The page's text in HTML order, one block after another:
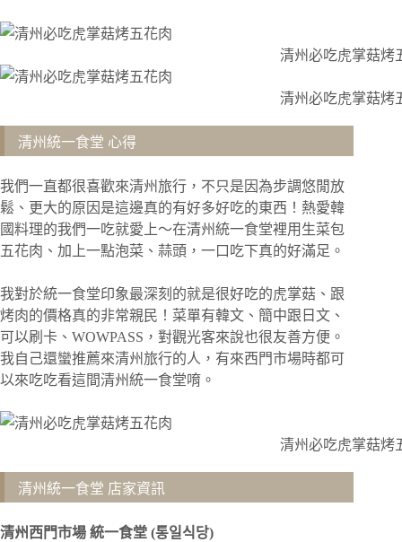
清州必吃虎掌菇烤
清州必吃虎掌菇烤
清州統一食堂 心得
我們一直都很喜歡來清州旅行，不只是因為步調悠閒放
鬆、更大的原因是這邊真的有好多好吃的東西！熱愛韓
國料理的我們一吃就愛上～在清州統一食堂裡用生菜包
五花肉、加上一點泡菜、蒜頭，一口吃下真的好滿足。
我對於統一食堂印象最深刻的就是很好吃的虎掌菇、跟
烤肉的價格真的非常親民！菜單有韓文、簡中跟日文、
可以刷卡、WOWPASS，對觀光客來說也很友善方便。
我自己還蠻推薦來清州旅行的人，有來西門市場時都可
以來吃吃看這間清州統一食堂唷。
清州必吃虎掌菇烤
清州統一食堂 店家資訊
清州西門市場 統一食堂 (통일식당)